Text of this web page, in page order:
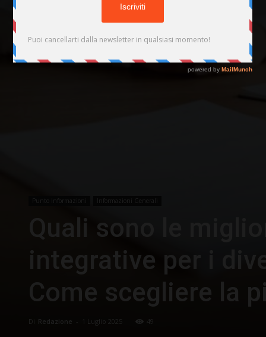
Punto Informazioni Informazioni Generali
Quali sono le
integrative per i
Come scegliere la
Di Redazione 1 Luglio 2025 49